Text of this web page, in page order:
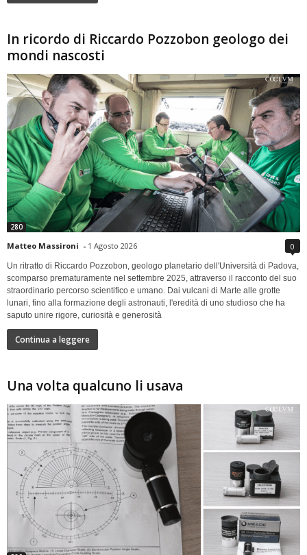
In ricordo di Riccardo Pozzobon geologo dei
mondi nascosti
280
Matteo Massironi - 1 Agosto 2026 0
Un ritratto di Riccardo Pozzobon, geologo planetario dell'Università di Padova,
scomparso prematuramente nel settembre 2025, attraverso il racconto del suo
straordinario percorso scientifico e umano. Dai vulcani di Marte alle grotte
lunari, fino alla formazione degli astronauti, l'eredità di uno studioso che ha
saputo unire rigore, curiosità e generosità
Continua a leggere
Una volta qualcuno li usava